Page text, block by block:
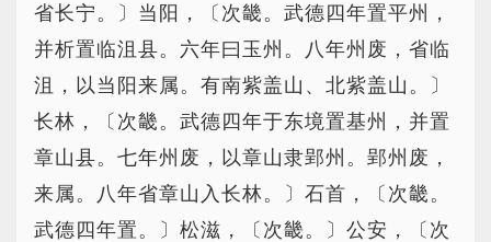
省长宁。〕当阳，〔次畿。武德四年置平州，
并析置临沮县。六年曰玉州。八年州废，省临
沮，以当阳来属。有南紫盖山、北紫盖山。〕
长林，〔次畿。武德四年于东境置基州，并置
章山县。七年州废，以章山隶郢州。郢州废，
来属。八年省章山入长林。〕石首，〔次畿。
武德四年置。〕松滋，〔次畿。〕公安，〔次